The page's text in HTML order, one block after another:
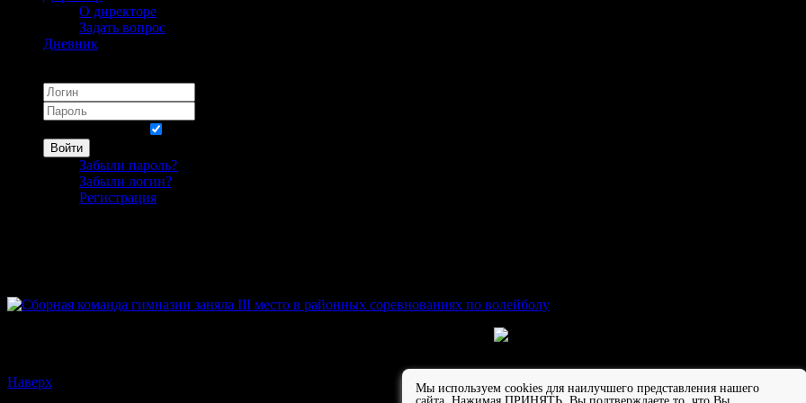
О директоре
Задать вопрос
Дневник
Войти
Забыли пароль?
Забыли логин?
Регистрация
Наверх
Мы используем cookies для наилучшего представления нашего